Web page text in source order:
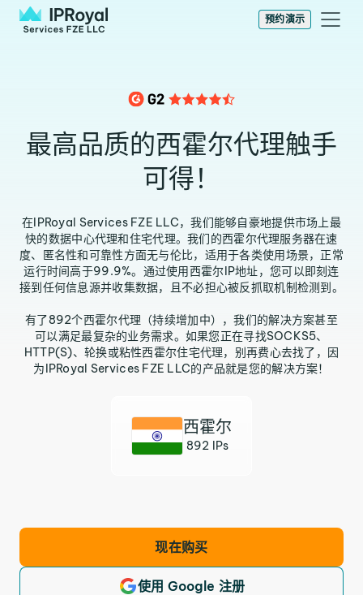
预约演示
最高品质的西霍尔代理触手
可得！
在IPRoyal Services FZE LLC，我们能够自豪地提供市场上最
快的数据中心代理和住宅代理。我们的西霍尔代理服务器在速
度、匿名性和可靠性方面无与伦比，适用于各类使用场景，正常
运行时间高于99.9%。通过使用西霍尔IP地址，您可以即刻连
接到任何信息源并收集数据，且不必担心被反抓取机制检测到。
有了892个西霍尔代理（持续增加中），我们的解决方案甚至
可以满足最复杂的业务需求。如果您正在寻找SOCKS5、
HTTP(S)、轮换或粘性西霍尔住宅代理，别再费心去找了，因
为IPRoyal Services FZE LLC的产品就是您的解决方案！
西霍尔
892 IPs
现在购买
使用 Google 注册